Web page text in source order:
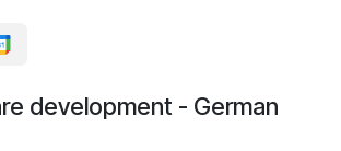
development - German